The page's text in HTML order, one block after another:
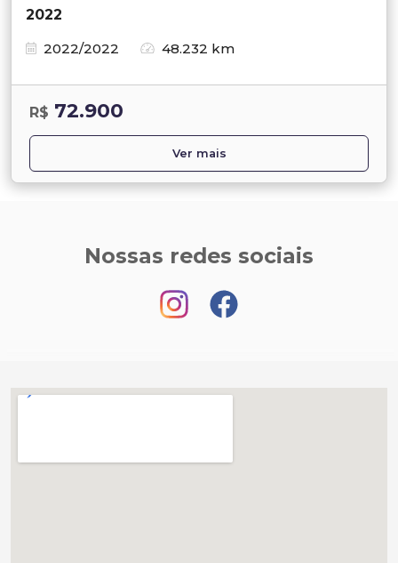
2022
2022/2022
48.232 km
R$ 72.900
Ver mais
Nossas redes sociais